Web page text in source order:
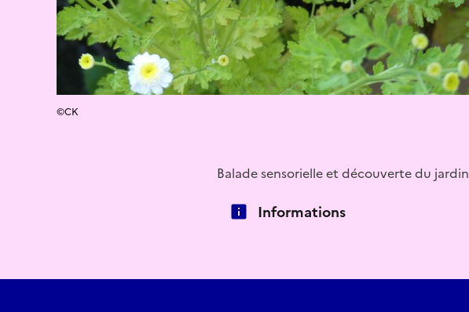
©CK
Balade sensorielle et découverte du jardin
Informations